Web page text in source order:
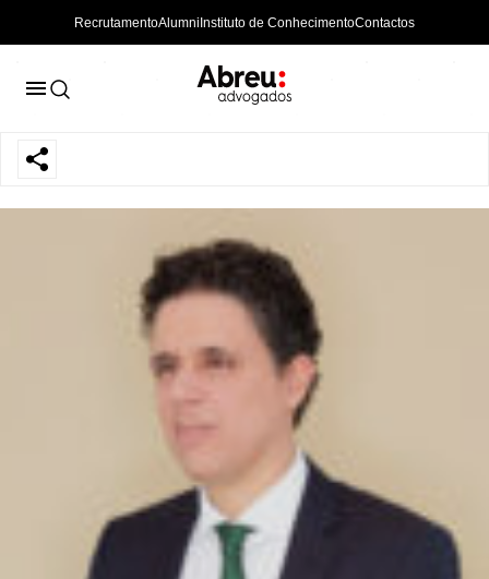
RecrutamentoAlumni Instituto de ConhecimentoContactos